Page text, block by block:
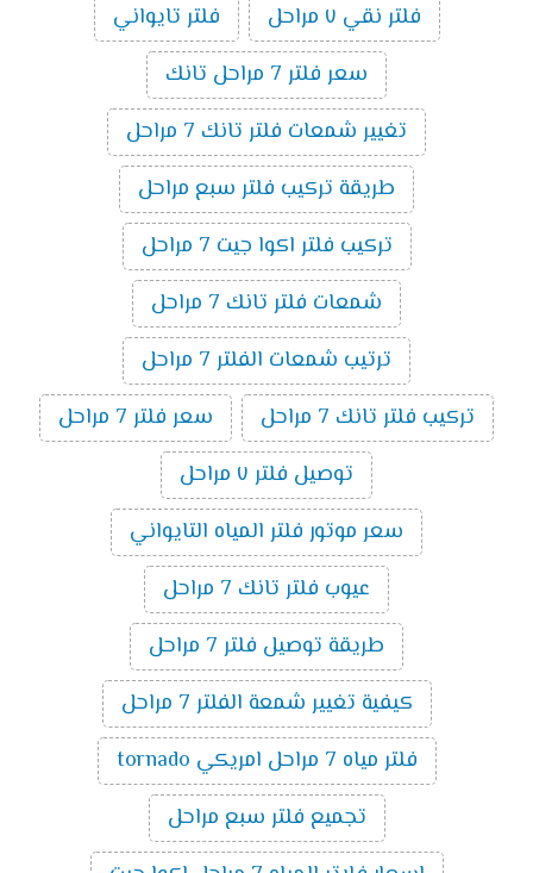
فلتر نقي ٧ مراحل
فلتر تايواني
سعر فلتر 7 مراحل تانك
تغيير شمعات فلتر تانك 7 مراحل
طريقة تركيب فلتر سبع مراحل
تركيب فلتر اكوا جيت 7 مراحل
شمعات فلتر تانك 7 مراحل
ترتيب شمعات الفلتر 7 مراحل
تركيب فلتر تانك 7 مراحل
سعر فلتر 7 مراحل
توصيل فلتر ٧ مراحل
سعر موتور فلتر المياه التايواني
عيوب فلتر تانك 7 مراحل
طريقة توصيل فلتر 7 مراحل
كيفية تغيير شمعة الفلتر 7 مراحل
فلتر مياه 7 مراحل امريكي tornado
تجميع فلتر سبع مراحل